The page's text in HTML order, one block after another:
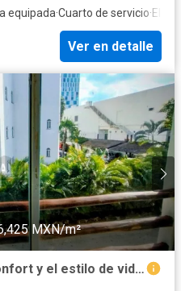
equipada·Cuarto de servicio·
Ver en detalle
MXN/m²
Casa en venta, diseño y confort y el estilo de vida familiar, 3 recámaras, 2.5 baños, sala, cocina.